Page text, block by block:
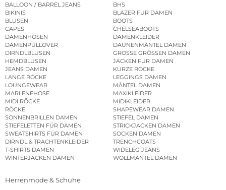
BALLOON / BARREL JEANS
BHS
BIKINIS
BLAZER FÜR DAMEN
BLUSEN
BOOTS
CAPES
CHELSEABOOTS
DAMENHOSEN
DAMENKLEIDER
DAMENPULLOVER
DAUNENMÄNTEL DAMEN
DIRNDLBLUSEN
GROSSE GRÖSSEN DAMEN
HEMDBLUSEN
JACKEN FÜR DAMEN
JEANS DAMEN
KURZE RÖCKE
LANGE RÖCKE
LEGGINGS DAMEN
LOUNGEWEAR
MÄNTEL DAMEN
MARLENEHOSE
MAXIKLEIDER
MIDI RÖCKE
MIDIKLEIDER
RÖCKE
SHAPEWEAR DAMEN
SONNENBRILLEN DAMEN
STIEFEL DAMEN
STIEFELETTEN FÜR DAMEN
STRICKJACKEN DAMEN
SWEATSHIRTS FÜR DAMEN
SOCKEN DAMEN
DIRNDL & TRACHTENKLEIDER
TRENCHCOATS
T-SHIRTS DAMEN
WIDELEG JEANS
WINTERJACKEN DAMEN
WOLLMÄNTEL DAMEN
Herrenmode & Schuhe